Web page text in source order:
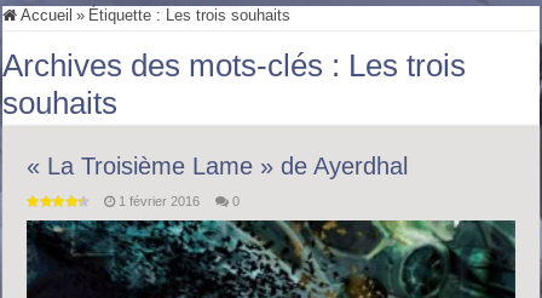
Accueil » Étiquette : Les trois souhaits
Archives des mots-clés : Les trois
souhaits
« La Troisième Lame » de Ayerdhal
1 février 2016 0